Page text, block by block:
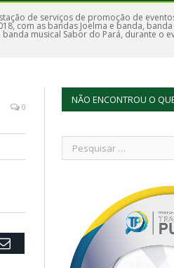
de serviços de promoção de
com as bandas Joelma e banda,
musical Sabor do Pará, durante o
0
Email
NÃO ENCONTROU O